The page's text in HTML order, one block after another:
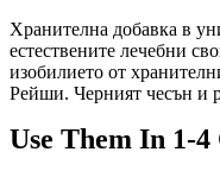
Хранителна добавка в
естествените лечебни
изобилието от
Рейши. Черният чесън и
Use Them In 1-4